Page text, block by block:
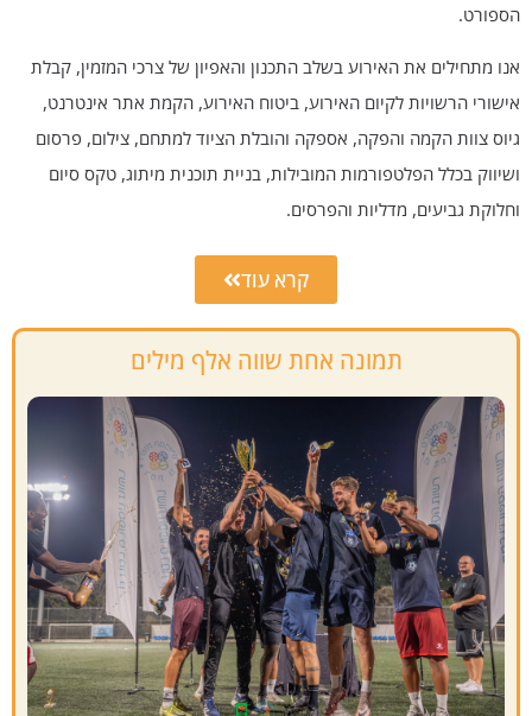
הספורט.
אנו מתחילים את האירוע בשלב התכנון והאפיון של צרכי המזמין, קבלת
אישורי הרשויות לקיום האירוע, ביטוח האירוע, הקמת אתר אינטרנט,
גיוס צוות הקמה והפקה, אספקה והובלת הציוד למתחם, צילום, פרסום
ושיווק בכלל הפלטפורמות המובילות, בניית תוכנית מיתוג, טקס סיום
וחלוקת גביעים, מדליות והפרסים.
קרא עוד
תמונה אחת שווה אלף מילים